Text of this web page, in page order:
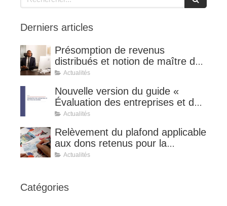
Derniers articles
Présomption de revenus
distribués et notion de maître de
l'affaire (CE 8 juillet 2026, n°
Actualités
Nouvelle version du guide «
Évaluation des entreprises et des
titres de sociétés ».
Actualités
Relèvement du plafond applicable
aux dons retenus pour la
détermination de la réduction
Actualités
Catégories